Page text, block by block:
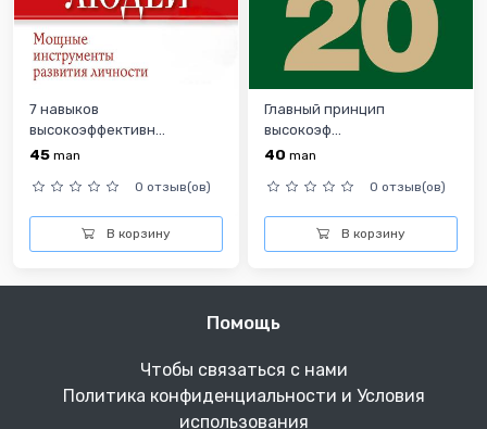
7 навыков
высокоэффективн...
45 man
0 отзыв(ов)
В корзину
Главный принцип
высокоэф...
40 man
0 отзыв(ов)
В корзину
Помощь
Чтобы связаться с нами
Политика конфиденциальности и Условия
использования